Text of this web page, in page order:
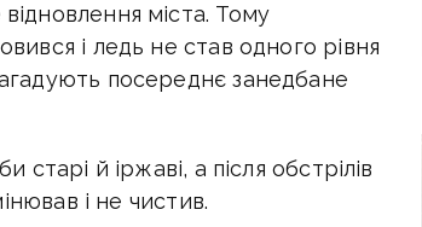
міста. Тому
і ледь не став одного рівня
посереднє занедбане
й іржаві, а після обстрілів
і не чистив.